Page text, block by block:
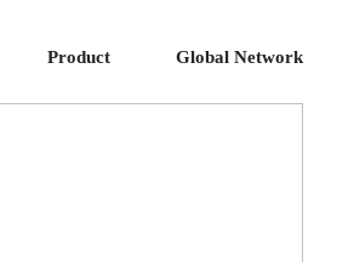
Product Global Network